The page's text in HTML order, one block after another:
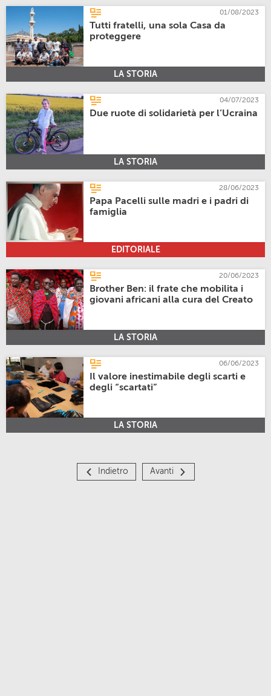
LA STORIA
01/08/2023
Tutti fratelli, una sola Casa da
proteggere
LA STORIA
04/07/2023
Due ruote di solidarietà per l’Ucraina
EDITORIALE
28/06/2023
Papa Pacelli sulle madri e i padri di
famiglia
LA STORIA
20/06/2023
Brother Ben: il frate che mobilita i
giovani africani alla cura del Creato
LA STORIA
06/06/2023
Il valore inestimabile degli scarti e
degli “scartati”
Indietro Avanti